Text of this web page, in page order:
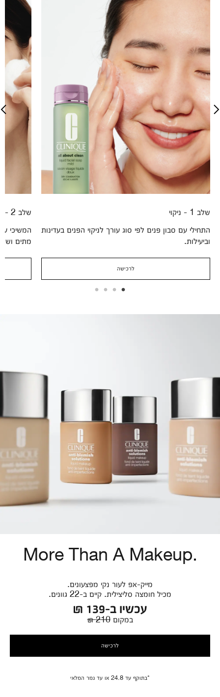
שלב 1 - ניקוי
התחילי עם סבון פנים לפי סוג עורך לניקוי הפנים בעדינות
וביעילות.
לרכישה
שלב 2 - הסרה
המשיכי
מתים
More Than A Makeup.
מייק-אפ לעור נקי מפצעונים.
מכיל חומצה סליצילית. קיים ב-22 גוונים.
עכשיו ב-139 ₪
במקום210 ₪
לרכישה
*בתוקף עד 24.8 או עד גמר המלאי